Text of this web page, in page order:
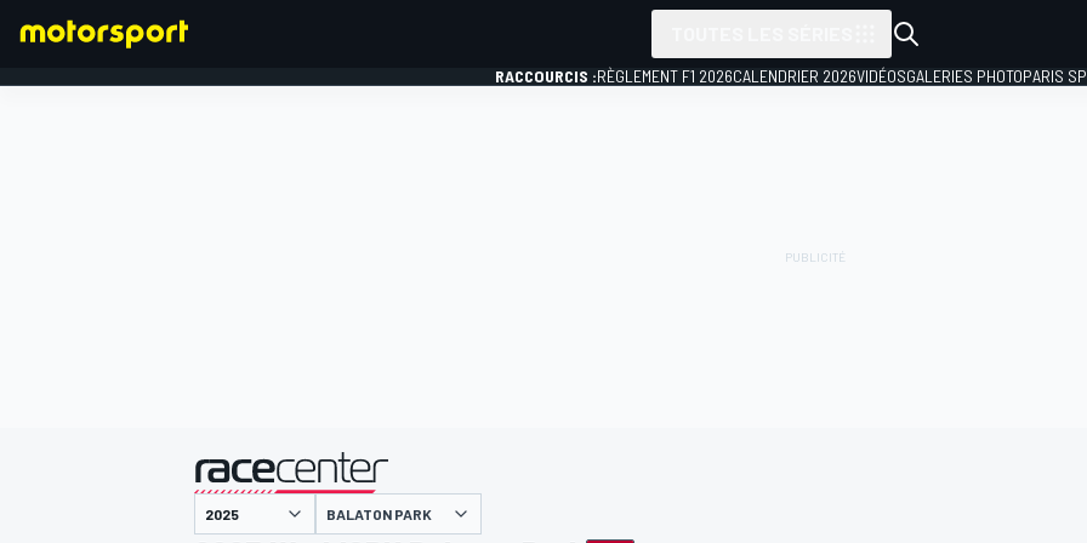
RACCOURCIS :RÈGLEMENT F1 2026CALENDRIER 2026VIDÉOSGALERIES PHOTOPARIS
présenté par
BALATON PARK